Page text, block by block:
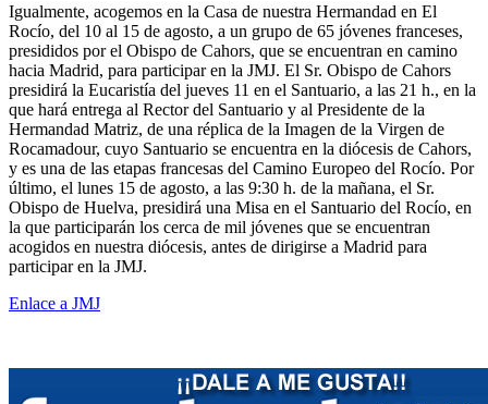
Igualmente, acogemos en la Casa de nuestra Hermandad en El
Rocío, del 10 al 15 de agosto, a un grupo de 65 jóvenes franceses,
presididos por el Obispo de Cahors, que se encuentran en camino
hacia Madrid, para participar en la JMJ. El Sr. Obispo de Cahors
presidirá la Eucaristía del jueves 11 en el Santuario, a las 21 h., en la
que hará entrega al Rector del Santuario y al Presidente de la
Hermandad Matriz, de una réplica de la Imagen de la Virgen de
Rocamadour, cuyo Santuario se encuentra en la diócesis de Cahors,
y es una de las etapas francesas del Camino Europeo del Rocío. Por
último, el lunes 15 de agosto, a las 9:30 h. de la mañana, el Sr.
Obispo de Huelva, presidirá una Misa en el Santuario del Rocío, en
la que participarán los cerca de mil jóvenes que se encuentran
acogidos en nuestra diócesis, antes de dirigirse a Madrid para
participar en la JMJ.
Enlace a JMJ